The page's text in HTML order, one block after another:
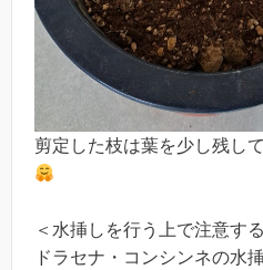
剪定した枝は葉を少し残し
＜水挿しを行う上で注意す
ドラセナ・コンシンネの水